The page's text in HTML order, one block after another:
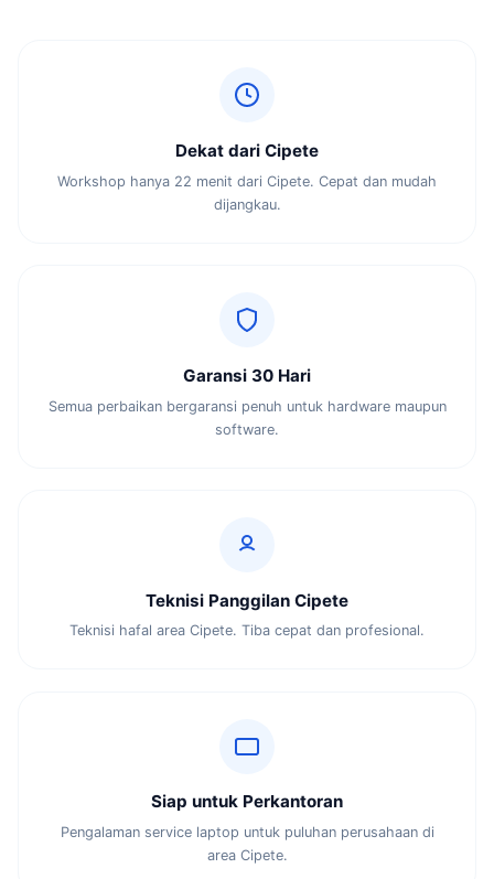
Dekat dari Cipete
Workshop hanya 22 menit dari Cipete. Cepat dan mudah
dijangkau.
Garansi 30 Hari
Semua perbaikan bergaransi penuh untuk hardware maupun
software.
Teknisi Panggilan Cipete
Teknisi hafal area Cipete. Tiba cepat dan profesional.
Siap untuk Perkantoran
Pengalaman service laptop untuk puluhan perusahaan di
area Cipete.